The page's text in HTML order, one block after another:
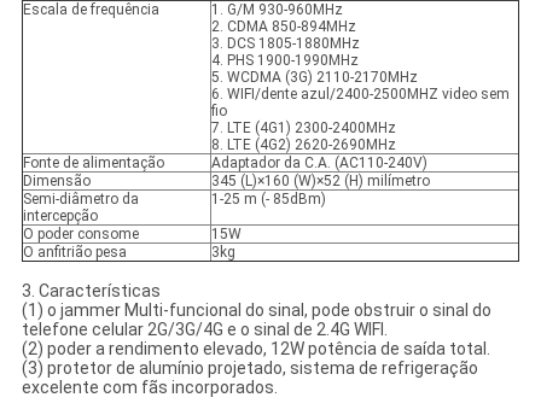
Escala de frequência
1. G/M 930-960MHz
2. CDMA 850-894MHz
3. DCS 1805-1880MHz
4. PHS 1900-1990MHz
5. WCDMA (3G) 2110-2170MHz
6. WIFI/dente azul/2400-2500MHZ video sem
fio
7. LTE (4G1) 2300-2400MHz
8. LTE (4G2) 2620-2690MHz
Fonte de alimentação
Adaptador da C.A. (AC110-240V)
Dimensão
345 (L)×160 (W)×52 (H) milímetro
Semi-diâmetro da
intercepção
1-25 m (- 85dBm)
O poder consome
15W
O anfitrião pesa
3kg
3. Características
(1) o jammer Multi-funcional do sinal, pode obstruir o sinal do
telefone celular 2G/3G/4G e o sinal de 2.4G WIFI.
(2) poder a rendimento elevado, 12W potência de saída total.
(3) protetor de alumínio projetado, sistema de refrigeração
excelente com fãs incorporados.